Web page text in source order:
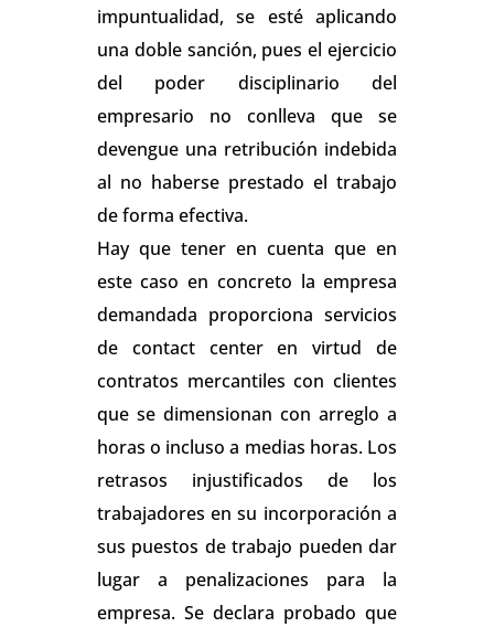
impuntualidad, se esté aplicando
una doble sanción, pues el ejercicio
del poder disciplinario del
empresario no conlleva que se
devengue una retribución indebida
al no haberse prestado el trabajo
de forma efectiva.
Hay que tener en cuenta que en
este caso en concreto la empresa
demandada proporciona servicios
de contact center en virtud de
contratos mercantiles con clientes
que se dimensionan con arreglo a
horas o incluso a medias horas. Los
retrasos injustificados de los
trabajadores en su incorporación a
sus puestos de trabajo pueden dar
lugar a penalizaciones para la
empresa. Se declara probado que